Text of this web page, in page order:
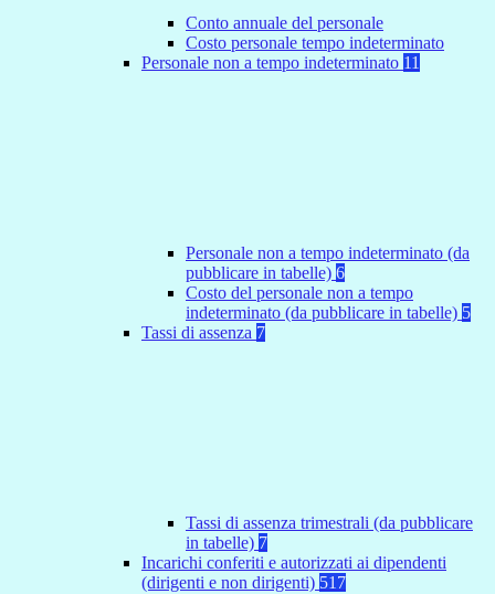
Conto annuale del personale
Costo personale tempo indeterminato
Personale non a tempo indeterminato 11
Personale non a tempo indeterminato (da
pubblicare in tabelle) 6
Costo del personale non a tempo
indeterminato (da pubblicare in tabelle) 5
Tassi di assenza 7
Tassi di assenza trimestrali (da pubblicare
in tabelle) 7
Incarichi conferiti e autorizzati ai dipendenti
(dirigenti e non dirigenti) 517